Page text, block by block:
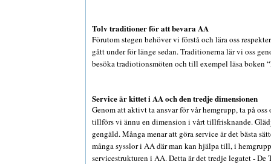
Tolv traditioner för att bevara AA
Förutom stegen behöver vi förstå och lära oss
gått under för länge sedan. Traditionerna lär vi oss
besöka tradiotionsmöten och till exempel läsa boken
Service är kittet i AA och den tredje dimensionen
Genom att aktivt ta ansvar för vår hemgrupp, ta på
tillförs vi ännu en dimension i vårt tillfrisknande.
gengäld. Många menar att göra service är det bästa
många sysslor i AA där man kan hjälpa till, i
servicestrukturen i AA. Detta är det tredje legatet - De